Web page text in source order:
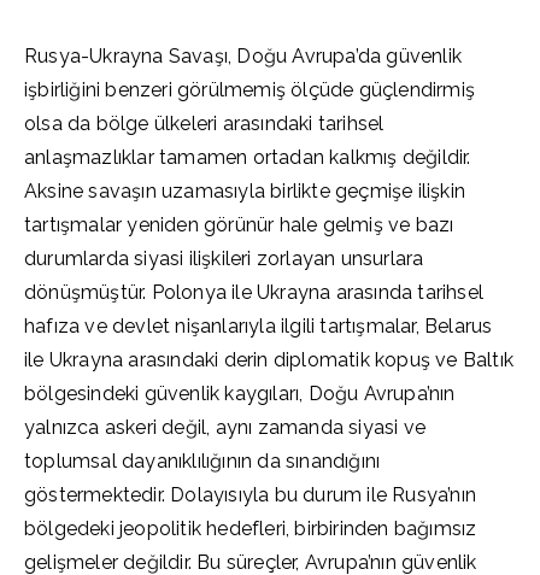
Rusya-Ukrayna Savaşı, Doğu Avrupa’da güvenlik
işbirliğini benzeri görülmemiş ölçüde güçlendirmiş
olsa da bölge ülkeleri arasındaki tarihsel
anlaşmazlıklar tamamen ortadan kalkmış değildir.
Aksine savaşın uzamasıyla birlikte geçmişe ilişkin
tartışmalar yeniden görünür hale gelmiş ve bazı
durumlarda siyasi ilişkileri zorlayan unsurlara
dönüşmüştür. Polonya ile Ukrayna arasında tarihsel
hafıza ve devlet nişanlarıyla ilgili tartışmalar, Belarus
ile Ukrayna arasındaki derin diplomatik kopuş ve Baltık
bölgesindeki güvenlik kaygıları, Doğu Avrupa’nın
yalnızca askeri değil, aynı zamanda siyasi ve
toplumsal dayanıklılığının da sınandığını
göstermektedir. Dolayısıyla bu durum ile Rusya’nın
bölgedeki jeopolitik hedefleri, birbirinden bağımsız
gelişmeler değildir. Bu süreçler, Avrupa’nın güvenlik